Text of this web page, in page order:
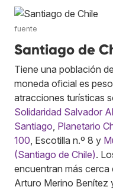
fuente
Santiago de
Tiene una población
moneda oficial es
atracciones turísticas
Solidaridad Salvador
Santiago, Planetario
100, Escotilla n.º 8 y
(Santiago de Chile).
encuentran más cerca
Arturo Merino Benítez